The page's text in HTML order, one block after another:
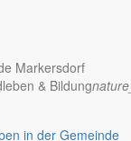
Markersdorf
& Bildung
in der Gemeinde